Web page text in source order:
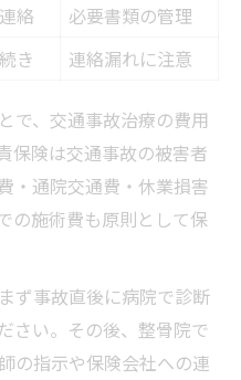
絡
必要書類の管理
き 連絡漏れに注意
で、交通事故治療の費用
保険は交通事故の被害者
・通院交通費・休業損害
の施術費も原則として保
ず事故直後に病院で診断
さい。その後、整骨院で
の指示や保険会社への連